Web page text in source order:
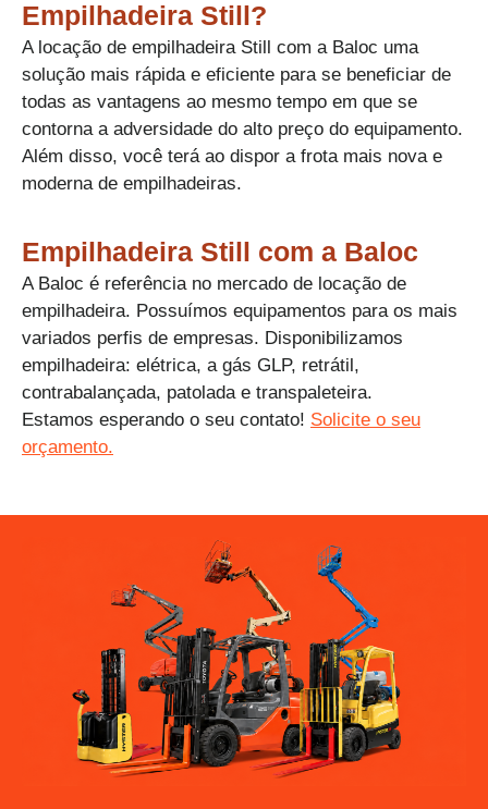
Empilhadeira Still?
A locação de empilhadeira Still com a Baloc uma
solução mais rápida e eficiente para se beneficiar de
todas as vantagens ao mesmo tempo em que se
contorna a adversidade do alto preço do equipamento.​
Além disso, você terá ao dispor a frota mais nova e
moderna de empilhadeiras.​
Empilhadeira Still com a Baloc​
A Baloc é referência no mercado de locação de
empilhadeira. Possuímos equipamentos para os mais
variados perfis de empresas. Disponibilizamos
empilhadeira: elétrica, a gás GLP, retrátil,
contrabalançada, patolada e transpaleteira.
Estamos esperando o seu contato! Solicite o seu
orçamento.